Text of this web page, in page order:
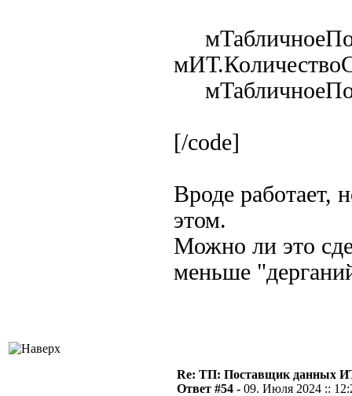
[/code]
Вроде работает,
этом.
Можно ли это
меньше
Re: ТП: Поставщик данных
Ответ #54 - 09. Июля 2024 ::